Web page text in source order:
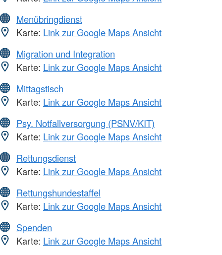
Menübringdienst
Karte: Link zur Google Maps Ansicht
Migration und Integration
Karte: Link zur Google Maps Ansicht
Mittagstisch
Karte: Link zur Google Maps Ansicht
Psy. Notfallversorgung (PSNV/KIT)
Karte: Link zur Google Maps Ansicht
Rettungsdienst
Karte: Link zur Google Maps Ansicht
Rettungshundestaffel
Karte: Link zur Google Maps Ansicht
Spenden
Karte: Link zur Google Maps Ansicht